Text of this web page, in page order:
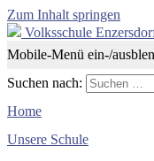
Zum Inhalt springen
Volksschule
Mobile-Menü ein-/
Suchen nach:
Home
Unsere Schule